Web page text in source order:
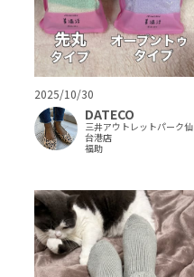
2025/10/30
DATECO
三井アウトレットパーク仙
台港店
福助